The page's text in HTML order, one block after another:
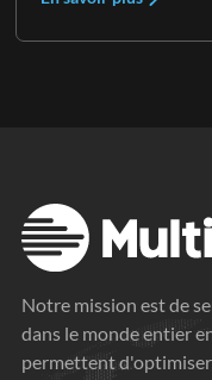
Notre mission est de
dans le monde entier
permettent